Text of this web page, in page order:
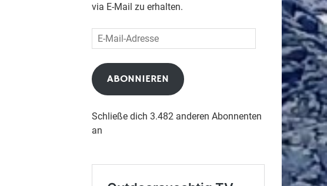
via E-Mail zu erhalten.
E-
Mail-
Adresse
ABONNIEREN
Schließe dich 3.482 anderen Abonnenten
an